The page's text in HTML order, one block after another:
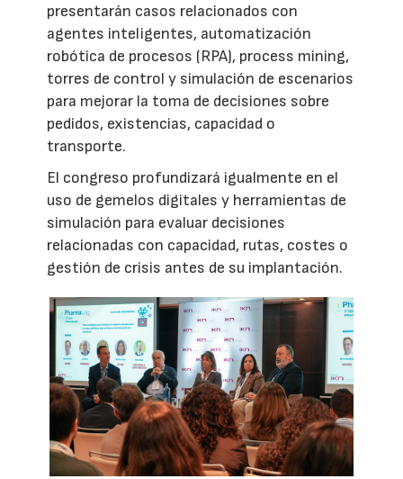
presentarán casos relacionados con
agentes inteligentes, automatización
robótica de procesos (RPA), process mining,
torres de control y simulación de escenarios
para mejorar la toma de decisiones sobre
pedidos, existencias, capacidad o
transporte.
El congreso profundizará igualmente en el
uso de gemelos digitales y herramientas de
simulación para evaluar decisiones
relacionadas con capacidad, rutas, costes o
gestión de crisis antes de su implantación.